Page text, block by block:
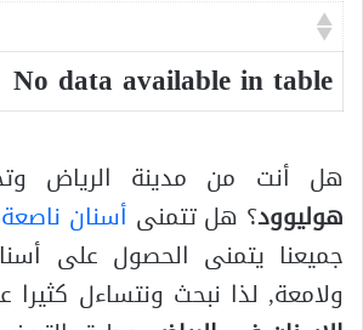
No data available in table
هل أنت من مدينة الرياض
هوليوود؟ هل تتمنى أسنان
جميعنا يتمنى الحصول على
ولامعة, لذا نبحث ونتساءل